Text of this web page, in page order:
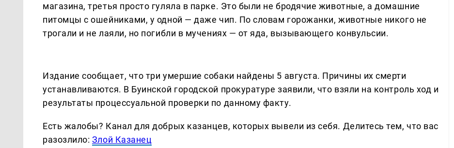
магазина, третья просто гуляла в парке. Это были не бродячие животные, а домашние
питомцы с ошейниками, у одной — даже чип. По словам горожанки, животные никого не
трогали и не лаяли, но погибли в мучениях — от яда, вызывающего конвульсии.
Издание сообщает, что три умершие собаки найдены 5 августа. Причины их смерти
устанавливаются. В Буинской городской прокуратуре заявили, что взяли на контроль ход и
результаты процессуальной проверки по данному факту.
Есть жалобы? Канал для добрых казанцев, которых вывели из себя. Делитеcь тем, что вас
разозлило: Злой Казанец